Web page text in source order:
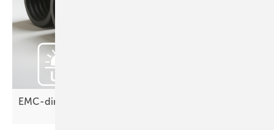
EMC-direct: Schutzrohre oft